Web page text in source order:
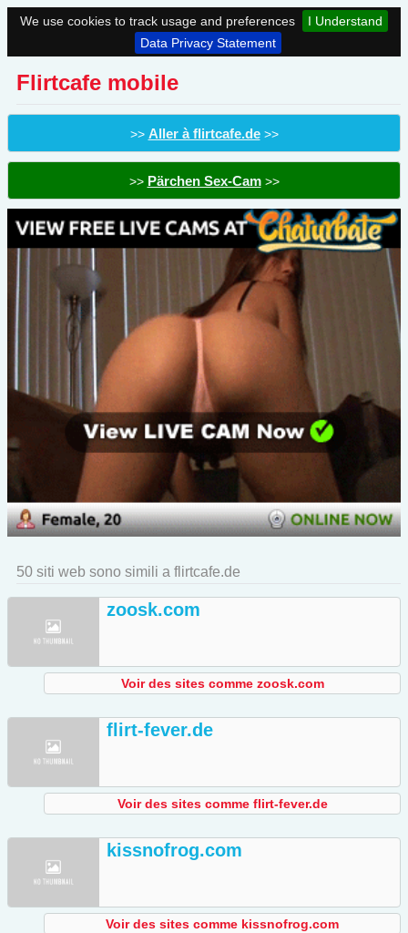
We use cookies to track usage and preferences
I Understand
Data Privacy Statement
Flirtcafe mobile
>> Aller à flirtcafe.de>>
>> Pärchen Sex-Cam>>
50 siti web sono simili a flirtcafe.de
zoosk.com
Voir des sites comme zoosk.com
flirt-fever.de
Voir des sites comme flirt-fever.de
kissnofrog.com
Voir des sites comme kissnofrog.com